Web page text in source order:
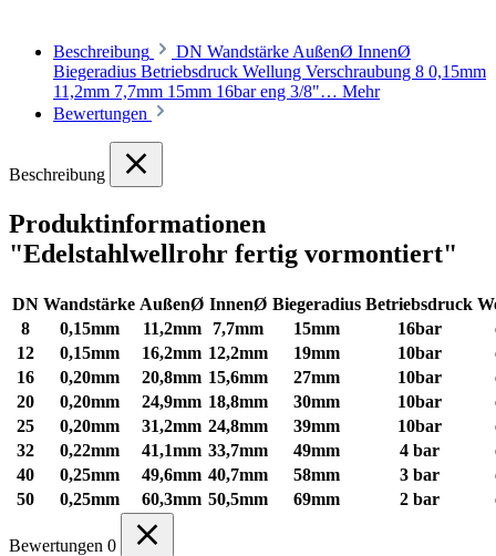
Beschreibung
DN Wandstärke AußenØ InnenØ
Biegeradius Betriebsdruck Wellung Verschraubung 8 0,15mm
11,2mm 7,7mm 15mm 16bar eng 3/8"… Mehr
Bewertungen
Beschreibung
Produktinformationen
"Edelstahlwellrohr fertig vormontiert"
DN Wandstärke AußenØ InnenØ Biegeradius Betriebsdruck
8
0,15mm 11,2mm 7,7mm 15mm 16bar
12
0,15mm 16,2mm 12,2mm 19mm 10bar
16
0,20mm 20,8mm 15,6mm 27mm 10bar
20
0,20mm 24,9mm 18,8mm 30mm 10bar
25
0,20mm 31,2mm 24,8mm 39mm 10bar
32
0,22mm 41,1mm 33,7mm 49mm 4 bar
40
0,25mm 49,6mm 40,7mm 58mm 3 bar
50
0,25mm 60,3mm 50,5mm 69mm 2 bar
Bewertungen 0